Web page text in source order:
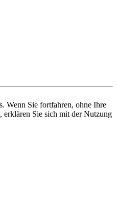
Wenn Sie fortfahren, ohne Ihre
erklären Sie sich mit der Nutzung